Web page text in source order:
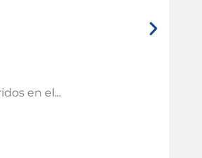
en el...